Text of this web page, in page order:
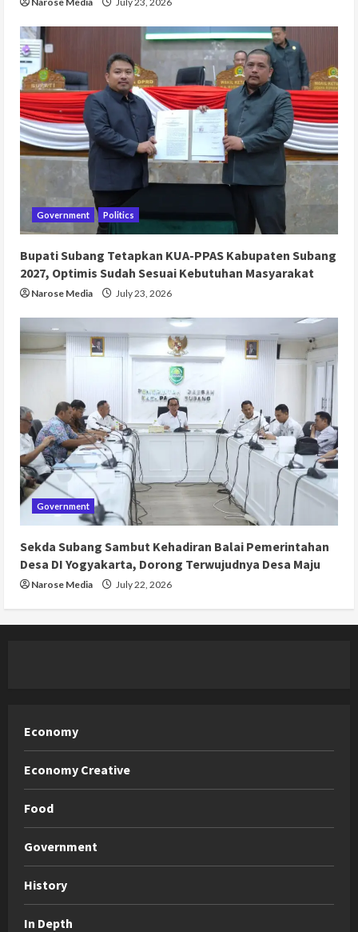
Government Politics
Bupati Subang Tetapkan KUA-PPAS Kabupaten Subang
2027, Optimis Sudah Sesuai Kebutuhan Masyarakat
Narose Media July 23, 2026
Government
Sekda Subang Sambut Kehadiran Balai Pemerintahan
Desa DI Yogyakarta, Dorong Terwujudnya Desa Maju
Narose Media July 22, 2026
Economy
Economy Creative
Food
Government
History
In Depth